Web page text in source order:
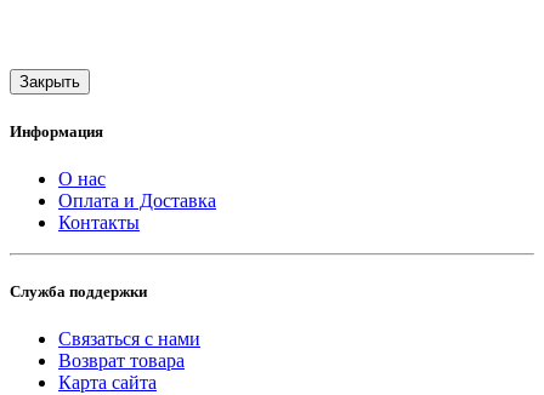
Закрыть
Информация
О нас
Оплата и Доставка
Контакты
Служба поддержки
Связаться с нами
Возврат товара
Карта сайта